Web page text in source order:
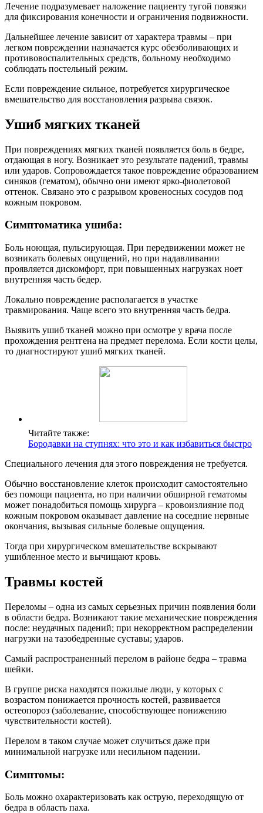
Лечение подразумевает наложение пациенту тугой повязки
для фиксирования конечности и ограничения подвижности.
Дальнейшее лечение зависит от характера травмы – при
легком повреждении назначается курс обезболивающих и
противовоспалительных средств, больному необходимо
соблюдать постельный режим.
Если повреждение сильное, потребуется хирургическое
вмешательство для восстановления разрыва связок.
Ушиб мягких тканей
При повреждениях мягких тканей появляется боль в бедре,
отдающая в ногу. Возникает это результате падений, травмы
или ударов. Сопровождается такое повреждение образованием
синяков (гематом), обычно они имеют ярко-фиолетовой
оттенок. Связано это с разрывом кровеносных сосудов под
кожным покровом.
Симптоматика ушиба:
Боль ноющая, пульсирующая. При передвижении может не
возникать болевых ощущений, но при надавливании
проявляется дискомфорт, при повышенных нагрузках ноет
внутренняя часть бедер.
Локально повреждение располагается в участке
травмирования. Чаще всего это внутренняя часть бедра.
Выявить ушиб тканей можно при осмотре у врача после
прохождения рентгена на предмет перелома. Если кости целы,
то диагностируют ушиб мягких тканей.
Читайте также:
Бородавки на ступнях: что это и как избавиться быстро
Специального лечения для этого повреждения не требуется.
Обычно восстановление клеток происходит самостоятельно
без помощи пациента, но при наличии обширной гематомы
может понадобиться помощь хирурга – кровоизлияние под
кожным покровом оказывает давление на соседние нервные
окончания, вызывая сильные болевые ощущения.
Тогда при хирургическом вмешательстве вскрывают
ушибленное место и вычищают кровь.
Травмы костей
Переломы – одна из самых серьезных причин появления боли
в области бедра. Возникают такие механические повреждения
после: неудачных падений; при некорректном распределении
нагрузки на тазобедренные суставы; ударов.
Самый распространенный перелом в районе бедра – травма
шейки.
В группе риска находятся пожилые люди, у которых с
возрастом понижается прочность костей, развивается
остеопороз (заболевание, способствующее понижению
чувствительности костей).
Перелом в таком случае может случиться даже при
минимальной нагрузке или несильном падении.
Симптомы:
Боль можно охарактеризовать как острую, переходящую от
бедра в область паха.